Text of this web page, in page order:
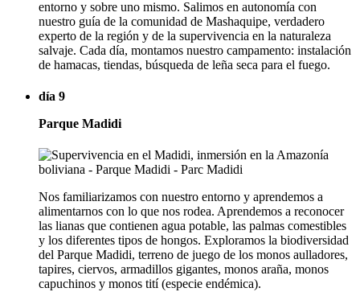
entorno y sobre uno mismo. Salimos en autonomía con
nuestro guía de la comunidad de Mashaquipe, verdadero
experto de la región y de la supervivencia en la naturaleza
salvaje. Cada día, montamos nuestro campamento: instalación
de hamacas, tiendas, búsqueda de leña seca para el fuego.
día 9
Parque Madidi
Nos familiarizamos con nuestro entorno y aprendemos a
alimentarnos con lo que nos rodea. Aprendemos a reconocer
las lianas que contienen agua potable, las palmas comestibles
y los diferentes tipos de hongos. Exploramos la biodiversidad
del Parque Madidi, terreno de juego de los monos aulladores,
tapires, ciervos, armadillos gigantes, monos araña, monos
capuchinos y monos tití (especie endémica).